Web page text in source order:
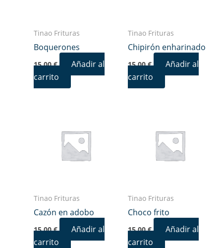
Tinao Frituras
Boquerones
15,00€
Añadir al
carrito
Tinao Frituras
Chipirón enharinado
15,00€
Añadir al
carrito
Tinao Frituras
Cazón en adobo
15,00€
Añadir al
carrito
Tinao Frituras
Choco frito
15,00€
Añadir al
carrito